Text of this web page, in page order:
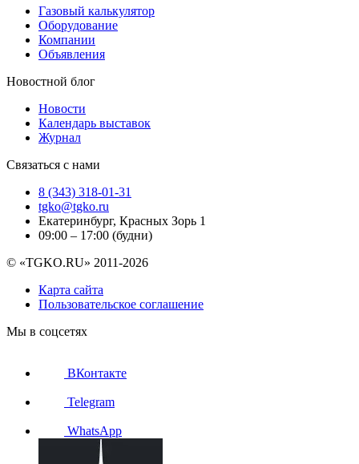
Газовый калькулятор
Оборудование
Компании
Объявления
Новостной блог
Новости
Календарь выставок
Журнал
Связаться с нами
8 (343) 318-01-31
tgko@tgko.ru
Екатеринбург, Красных Зорь 1
09:00 – 17:00 (будни)
© «TGKO.RU» 2011-2026
Карта сайта
Пользовательское соглашение
Мы в соцсетях
ВКонтакте
Telegram
WhatsApp